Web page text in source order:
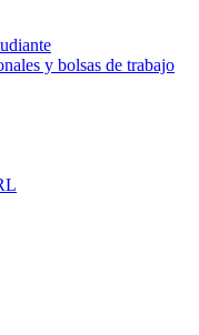
y bolsas de trabajo